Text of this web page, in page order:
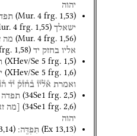
יהוה
(Mur. 4 frg. 1,53)
ישאלך
4 frg. 1,55)
(Mur. 4 frg. 1,56) מה
אליו בחזק יד 1,58)
(XHev/Se 5 frg. 1,5)
(XHev/Se 5 frg. 1,6)
ואמרת א֯ל֯י֯ו֯ ב֯ח֯ז֯ק֯ י֯ד֯
(34Se1 frg. 2,5) תפדה
(34Se1 frg. 2,6) [מה
יהוה
(Ex 13,13) תִּפְדֶּֽה׃ ,14)